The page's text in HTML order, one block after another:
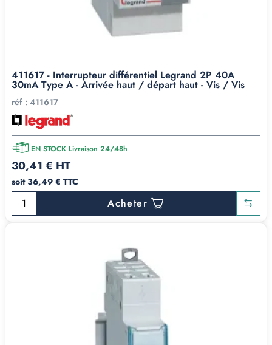
411617 - Interrupteur différentiel Legrand 2P 40A
30mA Type A - Arrivée haut / départ haut - Vis / Vis
réf : 411617
EN STOCK Livraison 24/48h
30,41 € HT
soit 36,49 € TTC
Acheter